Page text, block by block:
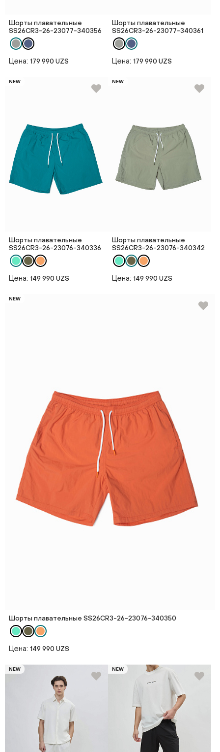
Шорты плавательные
SS26CR3-26-23077-340356
Цена: 179 990 UZS
Шорты плавательные
SS26CR3-26-23077-340361
Цена: 179 990 UZS
NEW
Шорты плавательные
SS26CR3-26-23076-340336
Цена: 149 990 UZS
NEW
Шорты плавательные
SS26CR3-26-23076-340342
Цена: 149 990 UZS
NEW
Шорты плавательные SS26CR3-26-23076-340350
Цена: 149 990 UZS
NEW NEW